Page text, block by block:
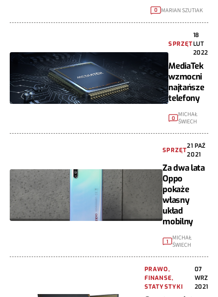
0 MARIAN SZUTIAK
SPRZĘT
18
LUT
2022
MediaTek
wzmocni
najtańsze
telefony
0
MICHAŁ
ŚWIECH
SPRZĘT
21 PAŹ
2021
Za dwa lata
Oppo
pokaże
własny
układ
mobilny
1
MICHAŁ
ŚWIECH
PRAWO,
FINANSE,
STATYSTYKI
07
WRZ
2021